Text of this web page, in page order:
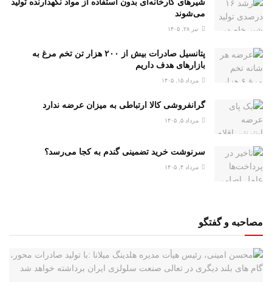
شیرهای کارخانه‌ای بدون استفاده از مواد نگهدارنده تولید
می‌شوند
تیر ۲۸, ۱۴۰۵
پتانسیل صادرات بیش از ۲۰۰ هزار تن تخم مرغ به
بازار‌های هدف داریم
مرداد ۱۵, ۱۴۰۵
گرانفروشی کالا ارتباطی به میزان عرضه ندارد
مرداد ۵, ۱۴۰۵
سرنوشت خرید تضمینی گندم به کجا می‌رسد؟
مرداد ۴, ۱۴۰۵
مصاحبه و گفتگو